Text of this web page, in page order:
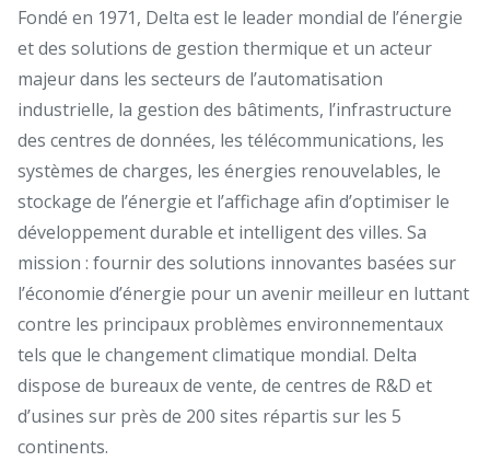
Fondé en 1971, Delta est le leader mondial de l’énergie
et des solutions de gestion thermique et un acteur
majeur dans les secteurs de l’automatisation
industrielle, la gestion des bâtiments, l’infrastructure
des centres de données, les télécommunications, les
systèmes de charges, les énergies renouvelables, le
stockage de l’énergie et l’affichage afin d’optimiser le
développement durable et intelligent des villes. Sa
mission : fournir des solutions innovantes basées sur
l’économie d’énergie pour un avenir meilleur en luttant
contre les principaux problèmes environnementaux
tels que le changement climatique mondial. Delta
dispose de bureaux de vente, de centres de R&D et
d’usines sur près de 200 sites répartis sur les 5
continents.